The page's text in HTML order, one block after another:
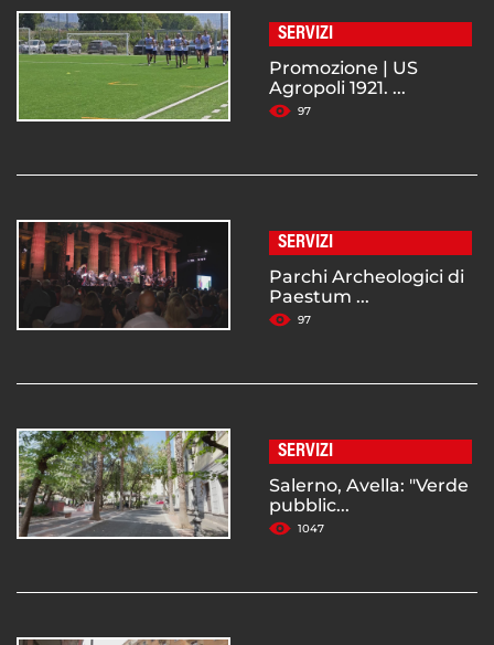
SERVIZI
Promozione | US
Agropoli 1921. ...
97
SERVIZI
Parchi Archeologici di
Paestum ...
97
SERVIZI
Salerno, Avella: "Verde
pubblic...
1047